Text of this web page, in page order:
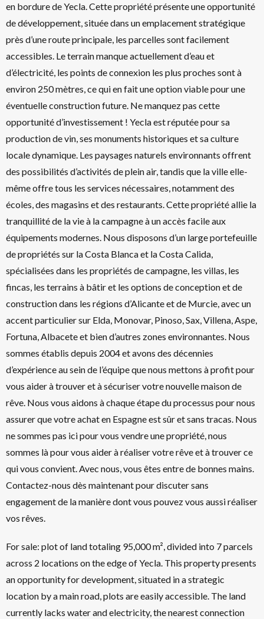
en bordure de Yecla. Cette propriété présente une opportunité
de développement, située dans un emplacement stratégique
près d’une route principale, les parcelles sont facilement
accessibles. Le terrain manque actuellement d’eau et
d’électricité, les points de connexion les plus proches sont à
environ 250 mètres, ce qui en fait une option viable pour une
éventuelle construction future. Ne manquez pas cette
opportunité d’investissement ! Yecla est réputée pour sa
production de vin, ses monuments historiques et sa culture
locale dynamique. Les paysages naturels environnants offrent
des possibilités d’activités de plein air, tandis que la ville elle-
même offre tous les services nécessaires, notamment des
écoles, des magasins et des restaurants. Cette propriété allie la
tranquillité de la vie à la campagne à un accès facile aux
équipements modernes. Nous disposons d’un large portefeuille
de propriétés sur la Costa Blanca et la Costa Calida,
spécialisées dans les propriétés de campagne, les villas, les
fincas, les terrains à bâtir et les options de conception et de
construction dans les régions d’Alicante et de Murcie, avec un
accent particulier sur Elda, Monovar, Pinoso, Sax, Villena, Aspe,
Fortuna, Albacete et bien d’autres zones environnantes. Nous
sommes établis depuis 2004 et avons des décennies
d’expérience au sein de l’équipe que nous mettons à profit pour
vous aider à trouver et à sécuriser votre nouvelle maison de
rêve. Nous vous aidons à chaque étape du processus pour nous
assurer que votre achat en Espagne est sûr et sans tracas. Nous
ne sommes pas ici pour vous vendre une propriété, nous
sommes là pour vous aider à réaliser votre rêve et à trouver ce
qui vous convient. Avec nous, vous êtes entre de bonnes mains.
Contactez-nous dès maintenant pour discuter sans
engagement de la manière dont vous pouvez vous aussi réaliser
vos rêves.
For sale: plot of land totaling 95,000 m², divided into 7 parcels
across 2 locations on the edge of Yecla. This property presents
an opportunity for development, situated in a strategic
location by a main road, plots are easily accessible. The land
currently lacks water and electricity, the nearest connection